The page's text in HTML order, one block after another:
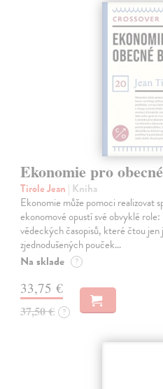
Ekonomie pro
Tirole Jean | Kniha
Ekonomie může pomoci realizovat
ekonomové opustí své obvyklé
vědeckých časopisů, které čtou
zjednodušených pouček…
Na sklade ?
33,75 €
37,50 € ?